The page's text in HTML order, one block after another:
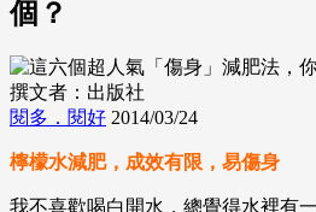
個？
撰文者：出版社
閱多．閱好 2014/03/24
檸檬水減肥，成效有限，易傷身
我不喜歡喝白開水，總覺得水裡有